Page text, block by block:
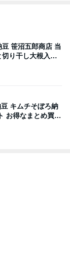
豆 笹沼五郎商店 当
り干し大根入り
り物 セット 食べ
キムチそぼろ納
お得なまとめ買い
れ タレ ナットウ